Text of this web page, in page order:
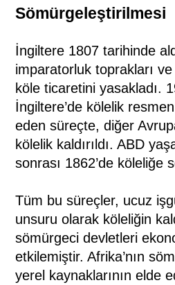
Sömürgeleştirilmesi
İngiltere 1807 tarihinde
imparatorluk toprakları
köle ticaretini yasakladı.
İngiltere’de kölelik
eden süreçte, diğer
kölelik kaldırıldı. ABD
sonrası 1862’de köleliğe
Tüm bu süreçler, ucuz
unsuru olarak köleliğin
sömürgeci devletleri
etkilemiştir. Afrika’nın
yerel kaynaklarının elde